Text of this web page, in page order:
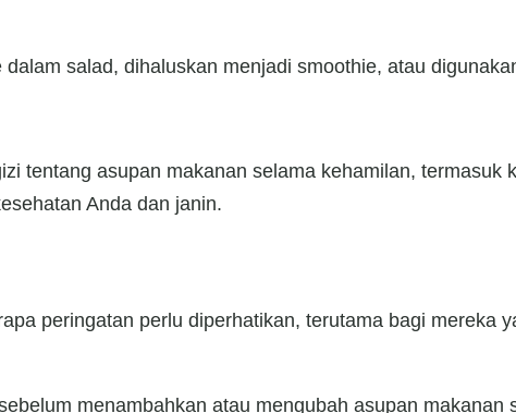
salad, dihaluskan menjadi smoothie, atau
tentang asupan makanan selama kehamilan, termasuk
Anda dan janin.
peringatan perlu diperhatikan, terutama bagi mereka
menambahkan atau mengubah asupan makanan